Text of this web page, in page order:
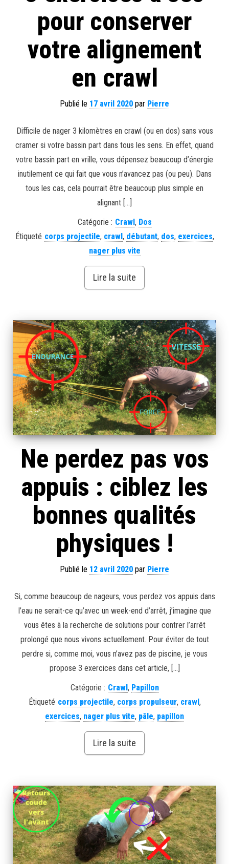
pour conserver
votre alignement
en crawl
Publié le 17 avril 2020 par Pierre
Difficile de nager 3 kilomètres en crawl (ou en dos) sans vous
cramer si votre bassin part dans tous les sens. En effet, quand
votre bassin part en vrille, vous dépensez beaucoup d’énergie
inutilement ce qui fait que vous n’avancez pas (ou peu). Dans
tous les cas, cela pourrait être beaucoup plus simple en
alignant […]
Catégorie : Crawl, Dos
Étiqueté corps projectile, crawl, débutant, dos, exercices,
nager plus vite
Lire la suite
Ne perdez pas vos
appuis : ciblez les
bonnes qualités
physiques !
Publié le 12 avril 2020 par Pierre
Si, comme beaucoup de nageurs, vous perdez vos appuis dans
l’eau ne serait-ce qu’avec un week-end d’arrêt, j’imagine que
vous êtes à la recherche de solutions pour contrer l’arrêt
prolongé que nous vivons actuellement. Pour éviter de tout
perdre si, comme moi, vous n’avez pas de piscine, je vous
propose 3 exercices dans cet article, […]
Catégorie : Crawl, Papillon
Étiqueté corps projectile, corps propulseur, crawl,
exercices, nager plus vite, pâle, papillon
Lire la suite